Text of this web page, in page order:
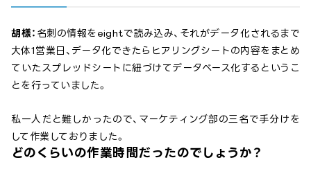
胡様： 名刺の情報をeightで読み込み、それがデータ化されるまで
大体1営業日、データ化できたらヒアリングシートの内容をまとめ
ていたスプレッドシートに紐づけてデータベース化するというこ
とを行っていました。
私一人だと難しかったので、マーケティング部の三名で手分けを
して作業しておりました。
どのくらいの作業時間だったのでしょうか？